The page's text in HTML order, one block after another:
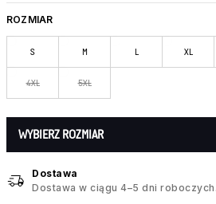
ROZMIAR
S M L XL
4XL 5XL
WYBIERZ ROZMIAR
Dostawa
Dostawa w ciągu 4–5 dni roboczych.